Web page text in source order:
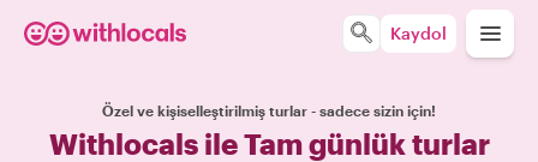
Kaydol
Özel ve kişiselleştirilmiş turlar - sadece sizin için!
Withlocals ile Tam günlük turlar